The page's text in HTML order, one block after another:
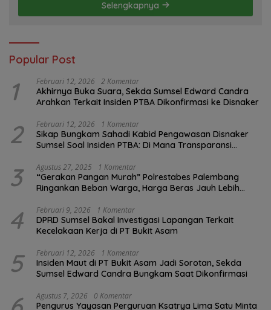
Selengkapnya
Popular Post
1 Februari 12, 2026 2 Komentar
Akhirnya Buka Suara, Sekda Sumsel Edward Candra
Arahkan Terkait Insiden PTBA Dikonfirmasi ke Disnaker
2 Februari 12, 2026 1 Komentar
Sikap Bungkam Sahadi Kabid Pengawasan Disnaker
Sumsel Soal Insiden PTBA: Di Mana Transparansi
3 Agustus 27, 2025 1 Komentar
“Gerakan Pangan Murah” Polrestabes Palembang
Ringankan Beban Warga, Harga Beras Jauh Lebih
4 Februari 9, 2026 1 Komentar
DPRD Sumsel Bakal Investigasi Lapangan Terkait
Kecelakaan Kerja di PT Bukit Asam
5 Februari 12, 2026 1 Komentar
Insiden Maut di PT Bukit Asam Jadi Sorotan, Sekda
Sumsel Edward Candra Bungkam Saat Dikonfirmasi
Agustus 7, 2026 0 Komentar
Pengurus Yayasan Perguruan Ksatrya Lima Satu Minta